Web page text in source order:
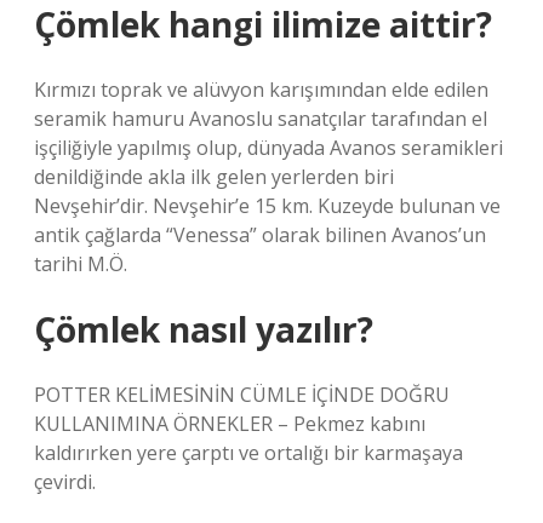
Çömlek hangi ilimize aittir?
Kırmızı toprak ve alüvyon karışımından elde edilen
seramik hamuru Avanoslu sanatçılar tarafından el
işçiliğiyle yapılmış olup, dünyada Avanos seramikleri
denildiğinde akla ilk gelen yerlerden biri
Nevşehir’dir. Nevşehir’e 15 km. Kuzeyde bulunan ve
antik çağlarda “Venessa” olarak bilinen Avanos’un
tarihi M.Ö.
Çömlek nasıl yazılır?
POTTER KELİMESİNİN CÜMLE İÇİNDE DOĞRU
KULLANIMINA ÖRNEKLER – Pekmez kabını
kaldırırken yere çarptı ve ortalığı bir karmaşaya
çevirdi.